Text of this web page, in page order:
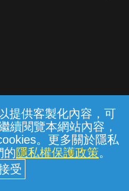
提供客製化內容，可
續閱覽本網站內容，
。更多關於隱私
的隱私權保護政策。
服務條款 隱私權保護
個人家庭分公司
© 2026